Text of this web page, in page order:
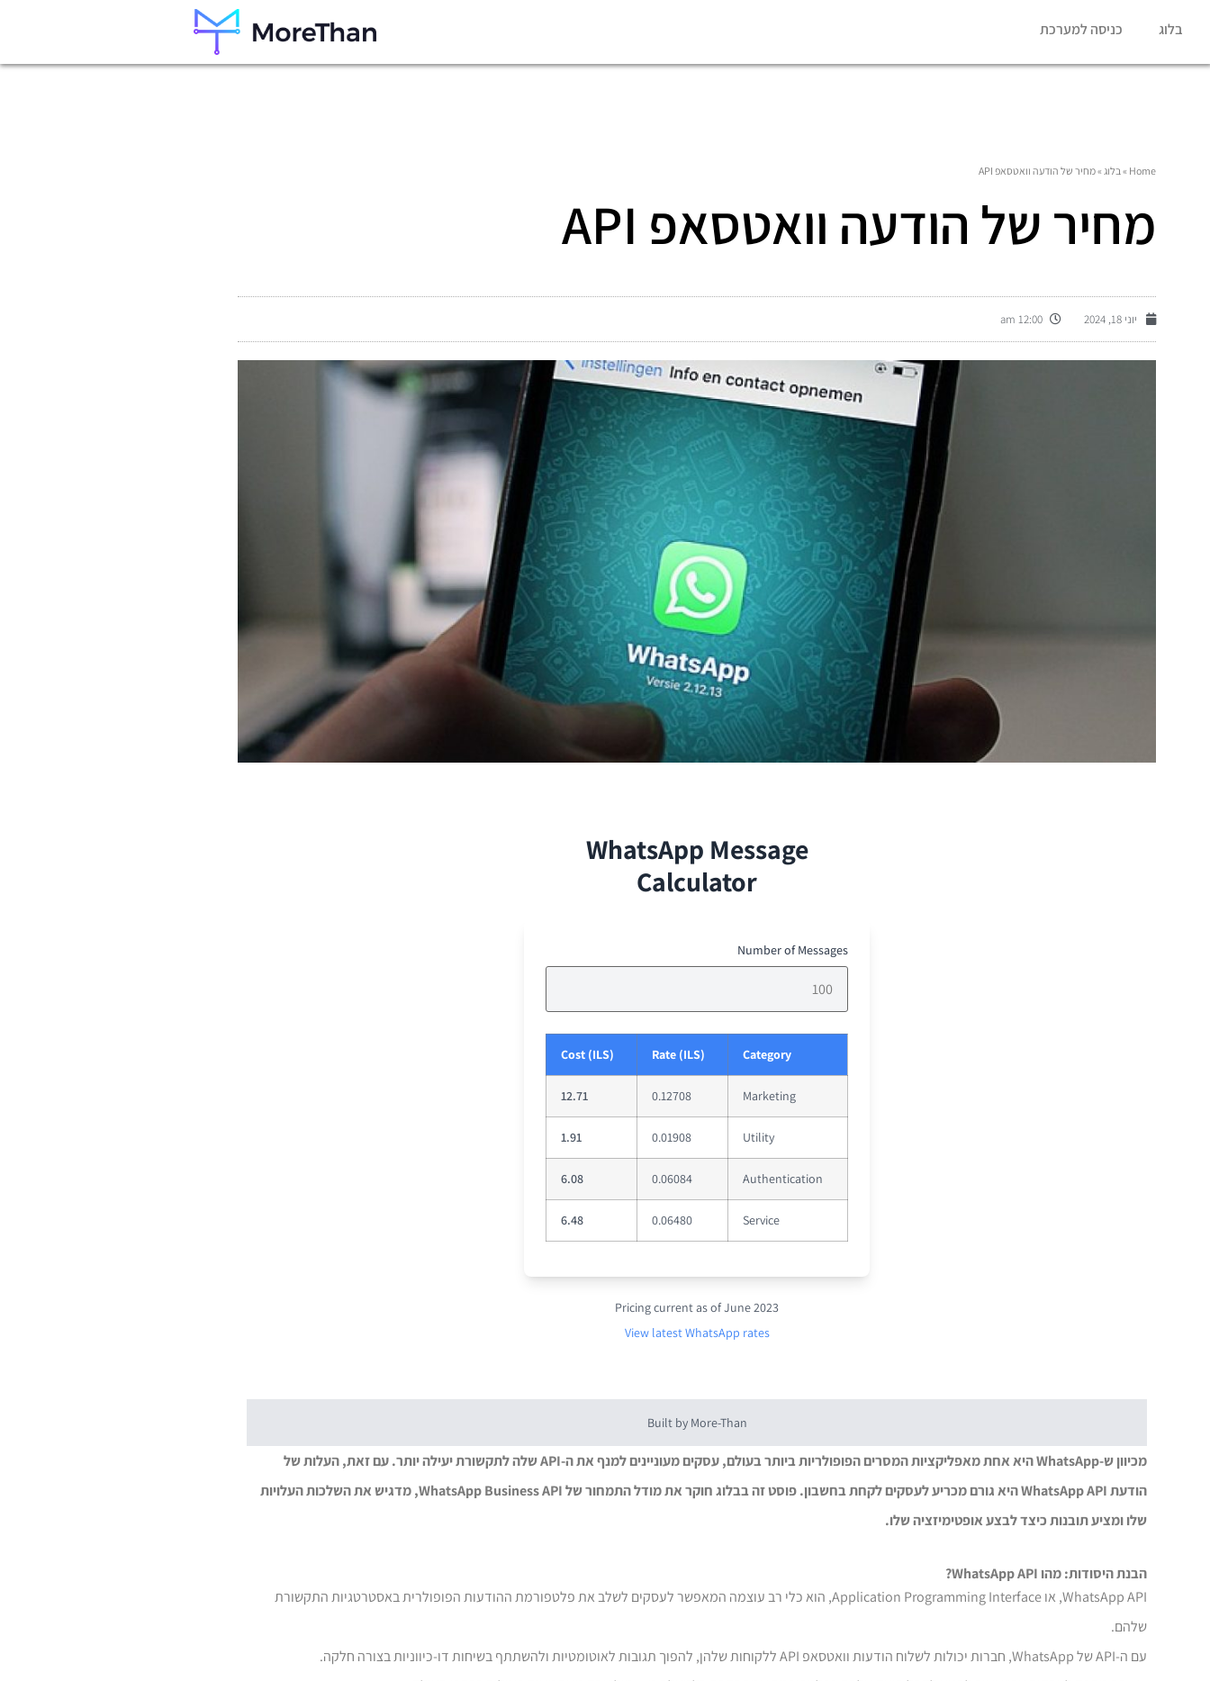
בלוג כניסה למערכת
Home
» בלוג »מחיר של הודעה וואטסאפ API
מחיר של הודעה וואטסאפ API
יוני 18, 2024 12:00 am
WhatsApp Message
Calculator
Number of Messages
Category
Rate (ILS)
Cost (ILS)
Marketing
0.12708
12.71
Utility
0.01908
1.91
Authentication
0.06084
6.08
Service
0.06480
6.48
Pricing current as of June 2023
View latest WhatsApp rates
Built by More-Than
מכיוון ש-WhatsApp היא אחת מאפליקציות המסרים הפופולריות ביותר בעולם, עסקים מעוניינים למנף את ה-API שלה לתקשורת יעילה יותר. עם זאת, העלות של
הודעת WhatsApp API היא גורם מכריע לעסקים לקחת בחשבון. פוסט זה בבלוג חוקר את מודל התמחור של WhatsApp Business API, מדגיש את השלכות העלויות
שלו ומציע תובנות כיצד לבצע אופטימיזציה שלו.
הבנת היסודות: מהו WhatsApp API?
WhatsApp API, או Application Programming Interface, הוא כלי רב עוצמה המאפשר לעסקים לשלב את פלטפורמת ההודעות הפופולרית באסטרטגיות התקשורת
שלהם.
עם ה-API של WhatsApp, חברות יכולות לשלוח הודעות וואטסאפ API ללקוחות שלהן, להפוך תגובות לאוטומטיות ולהשתתף בשיחות דו-כיווניות בצורה חלקה.